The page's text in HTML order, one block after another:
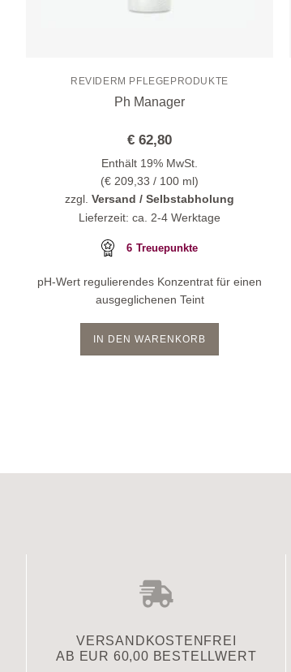
REVIDERM PFLEGEPRODUKTE
Ph Manager
€ 62,80
Enthält 19% MwSt.
(€ 209,33 / 100 ml)
zzgl. Versand / Selbstabholung
Lieferzeit: ca. 2-4 Werktage
6 Treuepunkte
pH-Wert regulierendes Konzentrat für einen
ausgeglichenen Teint
IN DEN WARENKORB
VERSAND­KOSTENFREI
AB EUR 60,00 BESTELLWERT